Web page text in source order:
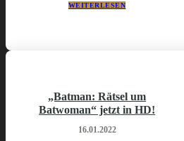
WEITERLESEN
„Batman: Rätsel um
Batwoman“ jetzt in HD!
16.01.2022